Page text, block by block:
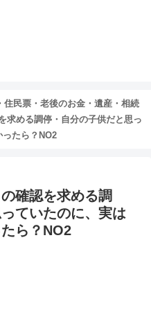
住民票・老後のお金・遺産・相続
求める調停・自分の子供だと思っ
たら？NO2
確認を求める調
ていたのに、実は
ら？NO2